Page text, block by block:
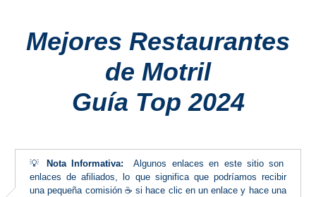
COSTA
Frigiliana
Mejores Restaurantes
de Motril
Guía Top 2024
💡 Nota Informativa: Algunos enlaces en este sitio son
enlaces de afiliados, lo que significa que podríamos recibir
una pequeña comisión ☕ si hace clic en un enlace y hace una